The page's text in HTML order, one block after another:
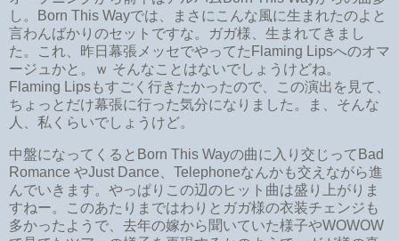
し。Born This Wayでは、まさにこんな風に生まれたのよと
言わんばかりのセットですな。ガガ様、生まれてきまし
た。これ、昨日幕張メッセでやってたFlaming Lipsへのオマ
ージュかと。ｗ そんなことはないでしょうけどね。
Flaming Lipsもすごく行きたかったので、この演出を見て、
ちょっとだけ幕張に行った気分になりました。ま、そんな
人、私くらいでしょうけど。
中盤になってくるとBorn This Wayの曲に入り交じってBad
Romance やJust Dance、Telephoneなんかも交えながら進
んでいきます。やっぱりこの辺のヒット曲は盛り上がりま
すねー。このあたりまではわりとガガ様の衣装チェンジも
多かったようで、去年の嫁から聞いていた様子やWOWOW